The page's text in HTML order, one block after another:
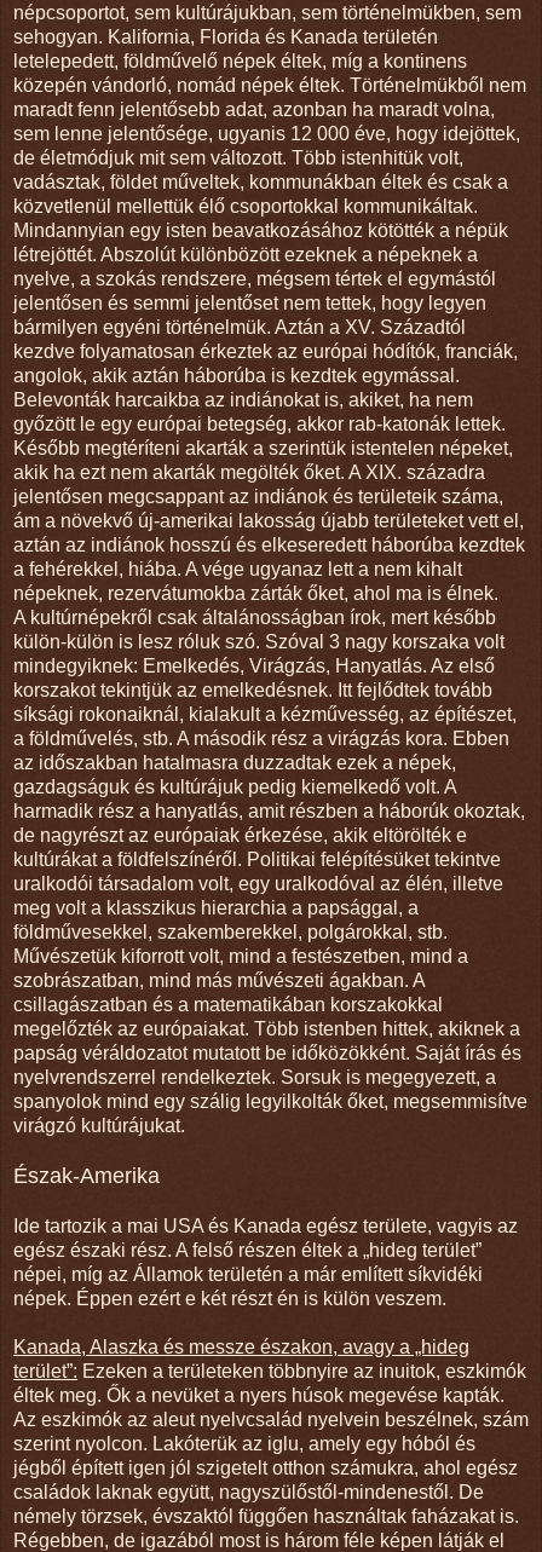
népcsoportot, sem kultúrájukban, sem történelmükben, sem
sehogyan. Kalifornia, Florida és Kanada területén
letelepedett, földművelő népek éltek, míg a kontinens
közepén vándorló, nomád népek éltek. Történelmükből nem
maradt fenn jelentősebb adat, azonban ha maradt volna,
sem lenne jelentősége, ugyanis 12 000 éve, hogy idejöttek,
de életmódjuk mit sem változott. Több istenhitük volt,
vadásztak, földet műveltek, kommunákban éltek és csak a
közvetlenül mellettük élő csoportokkal kommunikáltak.
Mindannyian egy isten beavatkozásához kötötték a népük
létrejöttét. Abszolút különbözött ezeknek a népeknek a
nyelve, a szokás rendszere, mégsem tértek el egymástól
jelentősen és semmi jelentőset nem tettek, hogy legyen
bármilyen egyéni történelmük. Aztán a XV. Századtól
kezdve folyamatosan érkeztek az európai hódítók, franciák,
angolok, akik aztán háborúba is kezdtek egymással.
Belevonták harcaikba az indiánokat is, akiket, ha nem
győzött le egy európai betegség, akkor rab-katonák lettek.
Később megtéríteni akarták a szerintük istentelen népeket,
akik ha ezt nem akarták megölték őket. A XIX. századra
jelentősen megcsappant az indiánok és területeik száma,
ám a növekvő új-amerikai lakosság újabb területeket vett el,
aztán az indiánok hosszú és elkeseredett háborúba kezdtek
a fehérekkel, hiába. A vége ugyanaz lett a nem kihalt
népeknek, rezervátumokba zárták őket, ahol ma is élnek.
A kultúrnépekről csak általánosságban írok, mert később
külön-külön is lesz róluk szó. Szóval 3 nagy korszaka volt
mindegyiknek: Emelkedés, Virágzás, Hanyatlás. Az első
korszakot tekintjük az emelkedésnek. Itt fejlődtek tovább
síksági rokonaiknál, kialakult a kézművesség, az építészet,
a földművelés, stb. A második rész a virágzás kora. Ebben
az időszakban hatalmasra duzzadtak ezek a népek,
gazdagságuk és kultúrájuk pedig kiemelkedő volt. A
harmadik rész a hanyatlás, amit részben a háborúk okoztak,
de nagyrészt az európaiak érkezése, akik eltörölték e
kultúrákat a földfelszínéről. Politikai felépítésüket tekintve
uralkodói társadalom volt, egy uralkodóval az élén, illetve
meg volt a klasszikus hierarchia a papsággal, a
földművesekkel, szakemberekkel, polgárokkal, stb.
Művészetük kiforrott volt, mind a festészetben, mind a
szobrászatban, mind más művészeti ágakban. A
csillagászatban és a matematikában korszakokkal
megelőzték az európaiakat. Több istenben hittek, akiknek a
papság véráldozatot mutatott be időközökként. Saját írás és
nyelvrendszerrel rendelkeztek. Sorsuk is megegyezett, a
spanyolok mind egy szálig legyilkolták őket, megsemmisítve
virágzó kultúrájukat.
Észak-Amerika
Ide tartozik a mai USA és Kanada egész területe, vagyis az
egész északi rész. A felső részen éltek a „hideg terület”
népei, míg az Államok területén a már említett síkvidéki
népek. Éppen ezért e két részt én is külön veszem.
Kanada, Alaszka és messze északon, avagy a „hideg
terület”: Ezeken a területeken többnyire az inuitok, eszkimók
éltek meg. Ők a nevüket a nyers húsok megevése kapták.
Az eszkimók az aleut nyelvcsalád nyelvein beszélnek, szám
szerint nyolcon. Lakóterük az iglu, amely egy hóból és
jégből épített igen jól szigetelt otthon számukra, ahol egész
családok laknak együtt, nagyszülőstől-mindenestől. De
némely törzsek, évszaktól függően használtak faházakat is.
Régebben, de igazából most is három féle képen látják el